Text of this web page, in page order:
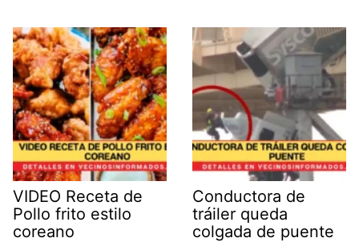
VIDEO Receta de
Pollo frito estilo
coreano
Conductora de
tráiler queda
colgada de puente